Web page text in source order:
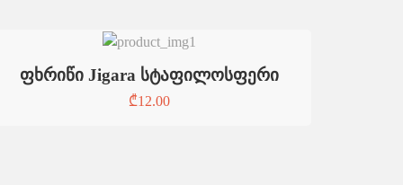
ფხრიწი Jigara სტაფილოსფერი
₾12.00